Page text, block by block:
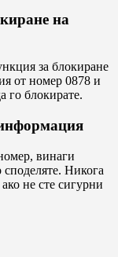
на
за блокиране
от номер 0878 и
го блокирате.
винаги
Никога
не сте сигурни